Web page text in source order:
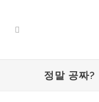
정말 공짜?